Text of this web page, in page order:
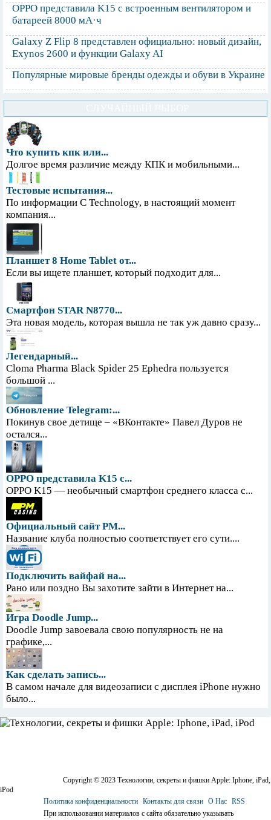
OPPO представила K15 с встроенным вентилятором и
батареей 8000 мА·ч
Galaxy Z Flip 8 представлен официально: новый дизайн,
Exynos 2600 и функции Galaxy AI
Популярные мировые бренды одежды и обуви в Украине
Что купить кпк или...
Долгое время различие между КПК и мобильными...
Тестовые испытания...
По информации С Technology, в настоящий момент
компания...
Планшет 8 Home Tablet от...
Если вы ищете планшет, который подходит для...
Смартфон STAR N8770...
Эта новая модель, которая вышла не так уж давно сразу...
Легендарный...
Cloma Pharma Black Spider 25 Ephedra пользуется
большой ...
Обновление Telegram:...
Покинув свое детище – «ВКонтакте» Павел Дуров не
остался...
OPPO представила K15 с...
OPPO K15 — необычный смартфон среднего класса с...
Официальный сайт PM...
Название клуба полностью соответствует его сути....
Подключить вайфай на...
Рано или поздно Вы захотите зайти в Интернет на...
Игра Doodle Jump...
Doodle Jump завоевала свою популярность не на
графике,...
Как сделать запись...
В самом начале для видеозаписи с дисплея iPhone нужно
было...
Copyright © 2023 Технологии, секреты и фишки Apple: Iphone, iPad,
iPod
Политика конфиденциальности Контакты для связи О Нас RSS
При использовании материалов с сайта обязательно указывать